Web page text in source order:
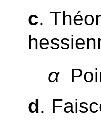
c.
α
d.